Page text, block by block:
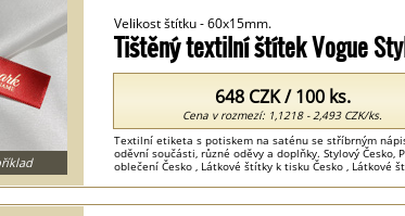
Tištěný textilní štítek Vogue
Velikost štítku - 60x15mm.
Textilní etiketa s potiskem na saténu se stříbrným
oděvní součásti, různé oděvy a doplňky. Stylový Česko,
oblečení Česko , Látkové štítky k tisku Česko , Látkové
648 CZK / 100 ks.
Cena v rozmezí: 1,1218 - 2,493 CZK/ks.